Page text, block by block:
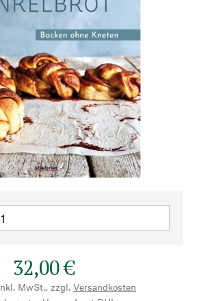
32,00 €
MwSt., zzgl. Versandkosten